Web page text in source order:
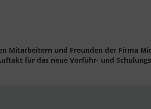
Mitarbeitern und Freunden der Firma
für das neue Vorführ- und